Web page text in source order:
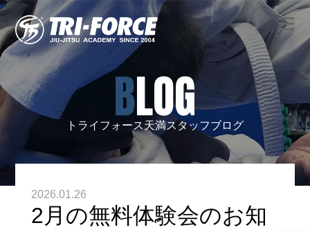
BLOG
トライフォース天満スタッフブログ
2026.01.26
2月の無料体験会のお知